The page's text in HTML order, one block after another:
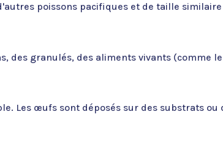
poissons pacifiques et de taille
des granulés, des aliments vivants (comme
Les œufs sont déposés sur des substrats